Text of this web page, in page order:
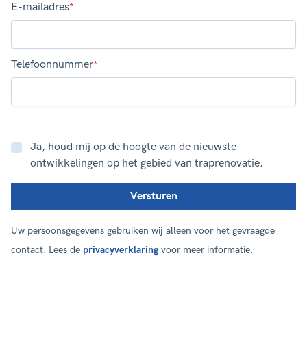
E-mailadres*
Telefoonnummer*
Ja, houd mij op de hoogte van de nieuwste
ontwikkelingen op het gebied van traprenovatie.
Uw persoonsgegevens gebruiken wij alleen voor het gevraagde
contact. Lees de privacyverklaring voor meer informatie.